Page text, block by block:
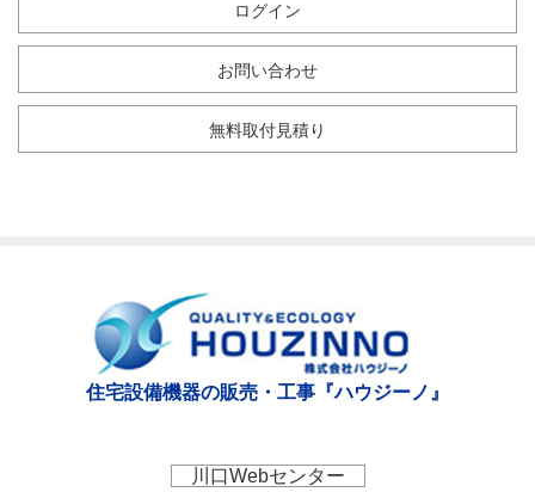
ログイン
お問い合わせ
無料取付見積り
住宅設備機器の販売・工事『ハウジーノ』
川口Webセンター